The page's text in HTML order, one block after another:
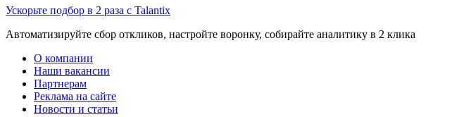
Ускорьте подбор в 2 раза с Talantix
Автоматизируйте сбор откликов, настройте воронку, собирайте аналитику в 2 клика
О компании
Наши вакансии
Партнерам
Реклама на сайте
Новости и статьи